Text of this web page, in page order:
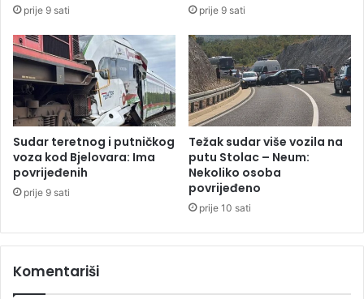
a
t
o
k
o
m
m
i
s
e
prije 9 sati prije 9 sati
Sudar teretnog i putničkog
voza kod Bjelovara: Ima
povrijeđenih
prije 9 sati
Težak sudar više vozila na
putu Stolac – Neum:
Nekoliko osoba
povrijeđeno
prije 10 sati
Komentariši